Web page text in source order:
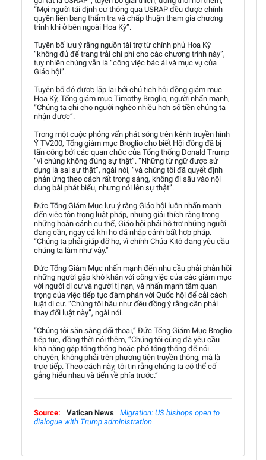
“Mọi người tái định cư thông qua USRAP đều được chính
quyền liên bang thẩm tra và chấp thuận tham gia chương
trình khi ở bên ngoài Hoa Kỳ”.
Tuyên bố lưu ý rằng nguồn tài trợ từ chính phủ Hoa Kỳ
“không đủ để trang trải chi phí cho các chương trình này”,
tuy nhiên chúng vẫn là “công việc bác ái và mục vụ của
Giáo hội”.
Tuyên bố đó được lặp lại bởi chủ tịch hội đồng giám mục
Hoa Kỳ, Tổng giám mục Timothy Broglio, người nhấn mạnh,
“Chúng ta chi cho người nghèo nhiều hơn số tiền chúng ta
nhận được”.
Trong một cuộc phỏng vấn phát sóng trên kênh truyền hình
Ý TV200, Tổng giám mục Broglio cho biết Hội đồng đã bị
tấn công bởi các quan chức của Tổng thống Donald Trump
“vì chúng không đúng sự thật”. “Những từ ngữ được sử
dụng là sai sự thật”, ngài nói, “và chúng tôi đã quyết định
phản ứng theo cách rất trong sáng, không đi sâu vào nội
dung bài phát biểu, nhưng nói lên sự thật”.
Đức Tổng Giám Mục lưu ý rằng Giáo hội luôn nhấn mạnh
đến việc tôn trọng luật pháp, nhưng giải thích rằng trong
những hoàn cảnh cụ thể, Giáo hội phải hỗ trợ những người
đang cần, ngay cả khi họ đã nhập cảnh bất hợp pháp.
“Chúng ta phải giúp đỡ họ, vì chính Chúa Kitô đang yêu cầu
chúng ta làm như vậy.”
Đức Tổng Giám Mục nhấn mạnh đến nhu cầu phải phản hồi
những người gặp khó khăn với công việc của các giám mục
với người di cư và người tị nạn, và nhấn mạnh tầm quan
trọng của việc tiếp tục đàm phán với Quốc hội để cải cách
luật di cư. “Chúng tôi hầu như đều đồng ý rằng cần phải
thay đổi luật này”, ngài nói.
“Chúng tôi sẵn sàng đối thoại,” Đức Tổng Giám Mục Broglio
tiếp tục, đồng thời nói thêm, “Chúng tôi cũng đã yêu cầu
khả năng gặp tổng thống hoặc phó tổng thống để nói
chuyện, không phải trên phương tiện truyền thông, mà là
trực tiếp. Theo cách này, tôi tin rằng chúng ta có thể cố
gắng hiểu nhau và tiến về phía trước.”
Source: Vatican News
Migration: US bishops open to
dialogue with Trump administration